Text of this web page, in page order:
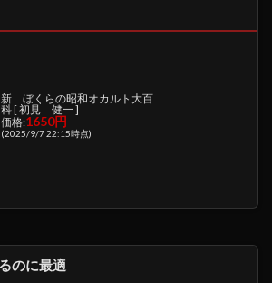
新 ぼくらの昭和オカルト大百
科 [ 初見 健一 ]
価格:1650円
(2025/9/7 22:15時点)
のに最適